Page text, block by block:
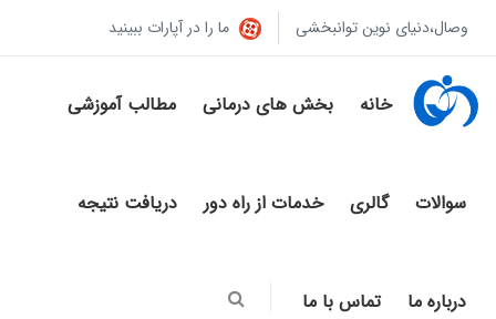
وصال،دنیای نوین توانبخشی ما را در آپارات ببینید
خانه بخش های درمانی مطالب آموزشی
سوالات گالری خدمات از راه دور دریافت نتیجه
درباره ما تماس با ما